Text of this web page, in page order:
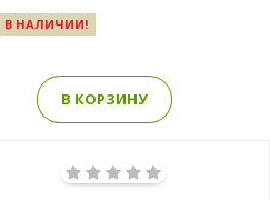
В НАЛИЧИИ!
В КОРЗИНУ